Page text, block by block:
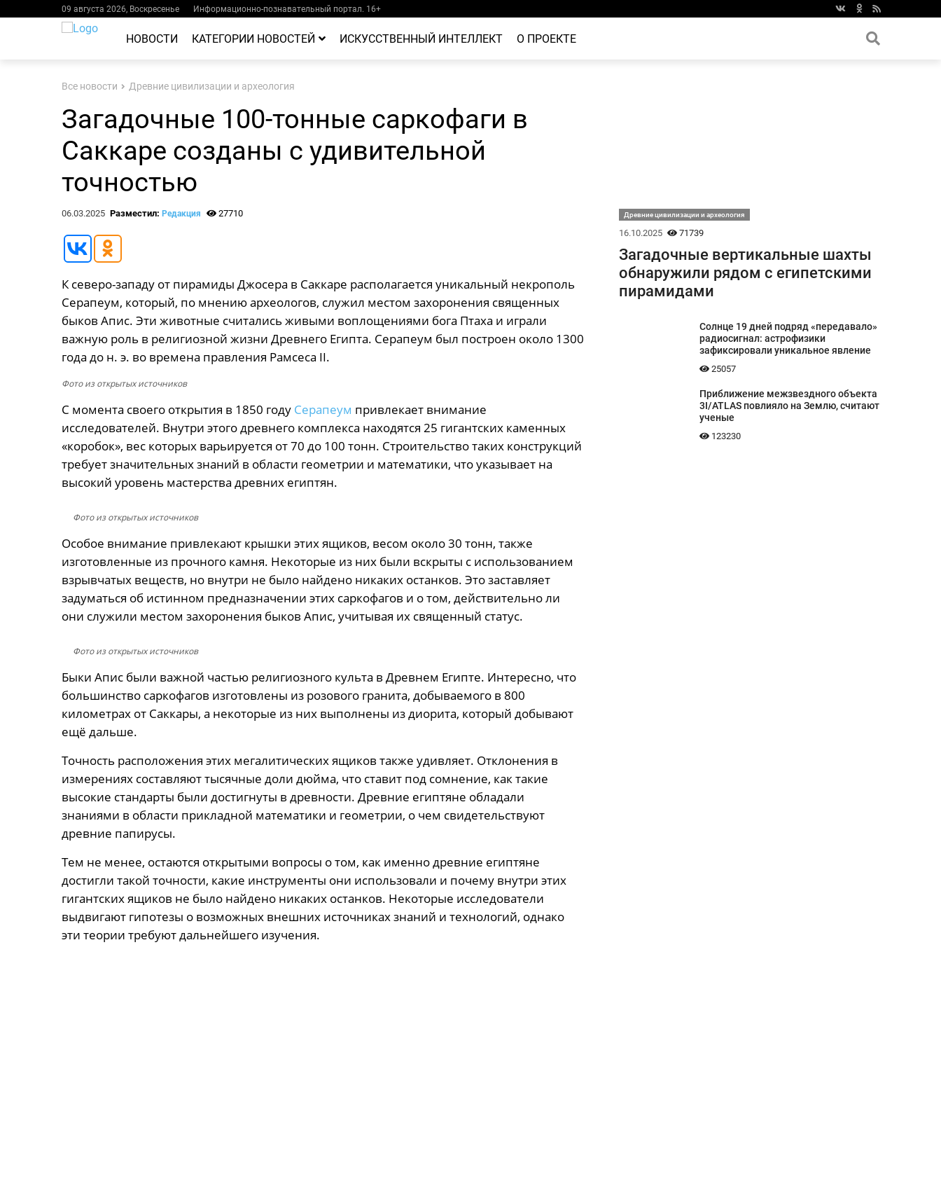
09 августа 2026, Воскресенье Информационно-познавательный портал. 16+
НОВОСТИ КАТЕГОРИИ НОВОСТЕЙ ИСКУССТВЕННЫЙ ИНТЕЛЛЕКТ О ПРОЕКТЕ
Все новости Древние цивилизации и археология
Загадочные 100-тонные саркофаги в
Саккаре созданы с удивительной
точностью
06.03.2025 Разместил: Редакция 27710
К северо-западу от пирамиды Джосера в Саккаре располагается уникальный некрополь
Серапеум, который, по мнению археологов, служил местом захоронения священных
быков Апис. Эти животные считались живыми воплощениями бога Птаха и играли
важную роль в религиозной жизни Древнего Египта. Серапеум был построен около 1300
года до н. э. во времена правления Рамсеса II.
Фото из открытых источников
С момента своего открытия в 1850 году Серапеум привлекает внимание
исследователей. Внутри этого древнего комплекса находятся 25 гигантских каменных
«коробок», вес которых варьируется от 70 до 100 тонн. Строительство таких конструкций
требует значительных знаний в области геометрии и математики, что указывает на
высокий уровень мастерства древних египтян.
Фото из открытых источников
Особое внимание привлекают крышки этих ящиков, весом около 30 тонн, также
изготовленные из прочного камня. Некоторые из них были вскрыты с использованием
взрывчатых веществ, но внутри не было найдено никаких останков. Это заставляет
задуматься об истинном предназначении этих саркофагов и о том, действительно ли
они служили местом захоронения быков Апис, учитывая их священный статус.
Фото из открытых источников
Быки Апис были важной частью религиозного культа в Древнем Египте. Интересно, что
большинство саркофагов изготовлены из розового гранита, добываемого в 800
километрах от Саккары, а некоторые из них выполнены из диорита, который добывают
ещё дальше.
Точность расположения этих мегалитических ящиков также удивляет. Отклонения в
измерениях составляют тысячные доли дюйма, что ставит под сомнение, как такие
высокие стандарты были достигнуты в древности. Древние египтяне обладали
знаниями в области прикладной математики и геометрии, о чем свидетельствуют
древние папирусы.
Тем не менее, остаются открытыми вопросы о том, как именно древние египтяне
достигли такой точности, какие инструменты они использовали и почему внутри этих
гигантских ящиков не было найдено никаких останков. Некоторые исследователи
выдвигают гипотезы о возможных внешних источниках знаний и технологий, однако
эти теории требуют дальнейшего изучения.
Древние цивилизации и археология
16.10.2025 71739
Загадочные вертикальные шахты
обнаружили рядом с египетскими
пирамидами
Солнце 19 дней подряд «передавало»
радиосигнал: астрофизики
зафиксировали уникальное явление
25057
Приближение межзвездного объекта
3I/ATLAS повлияло на Землю, считают
ученые
123230